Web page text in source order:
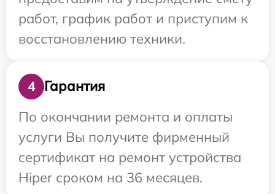
работ, график работ и приступим к
восстановлению техники.
4
Гарантия
По окончании ремонта и оплаты
услуги Вы получите фирменный
сертификат на ремонт устройства
Hiper сроком на 36 месяцев.